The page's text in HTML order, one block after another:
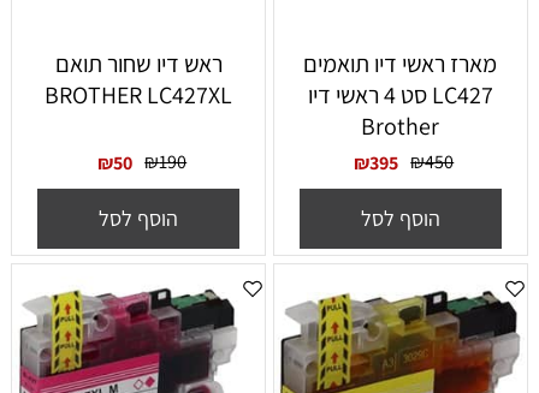
‏מארז ראשי דיו תואמים
LC427 סט 4 ראשי דיו
Brother
₪450
₪395
הוסף לסל
ראש דיו שחור תואם
BROTHER LC427XL
₪190
₪50
הוסף לסל